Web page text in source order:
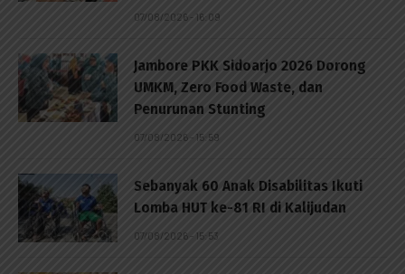
07/08/2026 - 16:09
Jambore PKK Sidoarjo 2026 Dorong
UMKM, Zero Food Waste, dan
Penurunan Stunting
07/08/2026 - 15:59
Sebanyak 60 Anak Disabilitas Ikuti
Lomba HUT ke-81 RI di Kalijudan
07/08/2026 - 15:53